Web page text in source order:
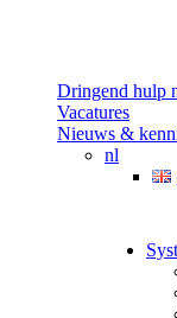
Dringend hulp
Vacatures
Nieuws &
nl